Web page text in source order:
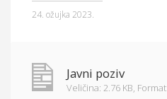
Pristup informacijama
24. ožujka 2023.
Javni poziv
Veličina: 2.76 KB,